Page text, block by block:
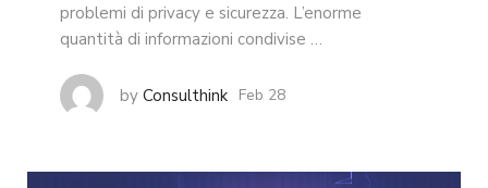
problemi di privacy e sicurezza. L’enorme
quantità di informazioni condivise …
by Consulthink Feb 28